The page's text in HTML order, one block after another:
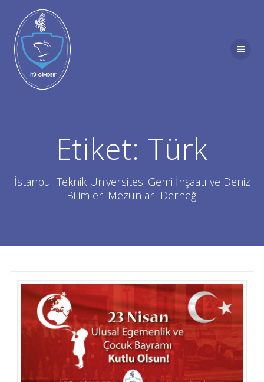
Etiket: Türk
İstanbul Teknik Üniversitesi Gemi İnşaatı ve Deniz
Bilimleri Mezunları Derneği